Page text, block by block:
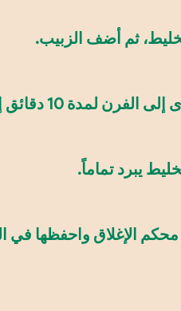
ثم أضف الزبيب.
(أو حتى يصبح ذهبياً حسب الفرن).
يبرد تماماً.
محكم الإغلاق واحفظها